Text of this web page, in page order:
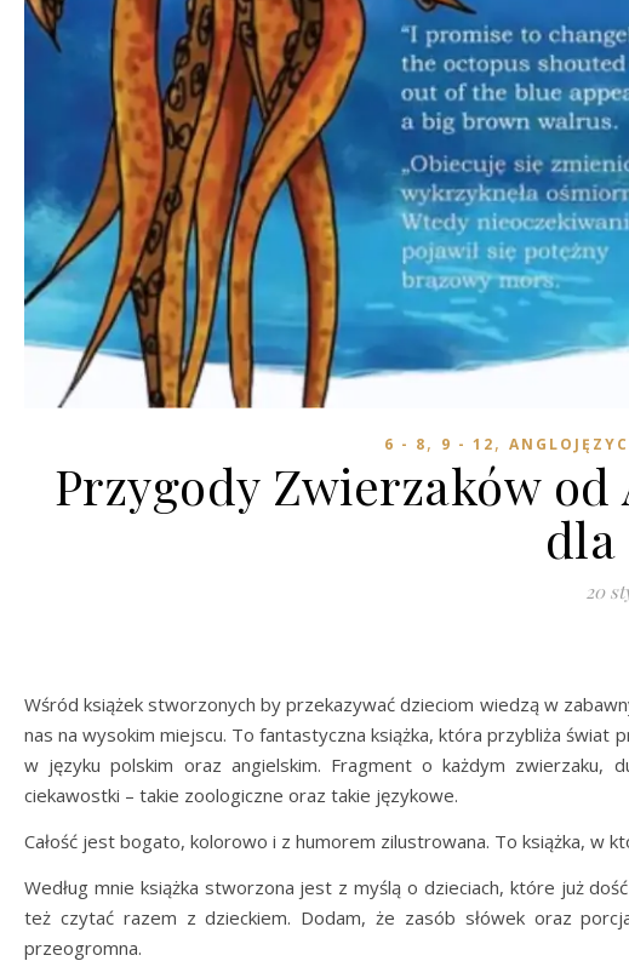
6 - 8, 9 - 12,
Przygody Zwierzaków
dla
20
Wśród książek stworzonych by przekazywać dzieciom wiedzą w
nas na wysokim miejscu. To fantastyczna książka, która przybliża
w języku polskim oraz angielskim. Fragment o każdym zwierzaku,
ciekawostki – takie zoologiczne oraz takie językowe.
Całość jest bogato, kolorowo i z humorem zilustrowana. To książka, w
Według mnie książka stworzona jest z myślą o dzieciach, które już
też czytać razem z dzieckiem. Dodam, że zasób słówek oraz
przeogromna.